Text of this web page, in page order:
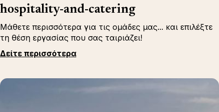
hospitality-and-catering
Μάθετε περισσότερα για τις ομάδες μας... και επιλέξτε
τη θέση εργασίας που σας ταιριάζει!
Δείτε περισσότερα